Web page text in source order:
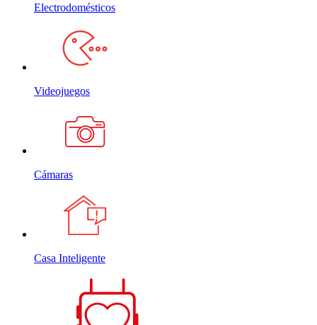
Electrodomésticos
Videojuegos
Cámaras
Casa Inteligente